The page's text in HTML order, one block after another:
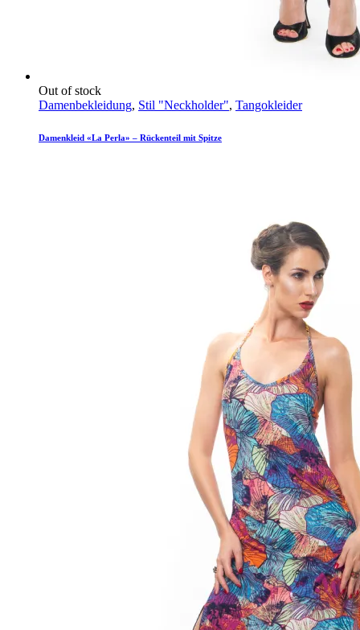
Out of stock
Damenbekleidung, Stil "Neckholder", Tangokleider
Damenkleid «La Perla» – Rückenteil mit Spitze